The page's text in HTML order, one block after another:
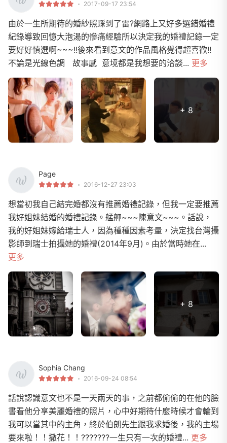
2017-09-17 23:54
由於一生所期待的婚紗照踩到了雷?網路上又好多選錯婚禮
紀錄導致回憶大泡湯的慘痛經驗所以決定我的婚禮記錄一定
要好好慎選啊~~~!!後來看到意文的作品風格覺得超喜歡!!
不論是光線色調 故事感 意境都是我想要的洽談... 更多
+ 8
Page
2016-12-27 23:03
想當初我自己結完婚都沒有推薦婚禮記錄，但我一定要推薦
我好姐妹結婚的婚禮記錄。艋舺~~~陳意文~~~。話說，
我的好姐妹嫁給瑞士人，因為種種因素考量，決定找台灣攝
影師到瑞士拍攝她的婚禮(2014年9月)。由於當時她在...
更多
+ 8
Sophia Chang
2016-09-24 08:54
話說認識意文也不是一天兩天的事，之前都偷偷的在他的臉
書看他分享美麗婚禮的照片，心中好期待什麼時候才會輪到
我可以當其中的主角，終於伯朗先生跟我求婚後，我的主場
要來啦！！撒花！！???????一生只有一次的婚禮... 更多